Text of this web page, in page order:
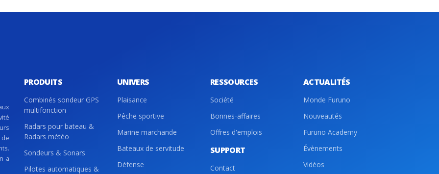
a
PRODUITS
Combinés sondeur GPS
multifonction
Radars pour bateau &
Radars météo
Sondeurs & Sonars
Pilotes automatiques &
UNIVERS
Plaisance
Pêche sportive
Marine marchande
Bateaux de servitude
Défense
RESSOURCES
Société
Bonnes-affaires
Offres d'emplois
SUPPORT
Contact
ACTUALITÉS
Monde Furuno
Nouveautés
Furuno Academy
Évènements
Vidéos